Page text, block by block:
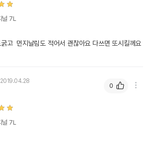
널 7L
고  먼지날림도 적어서 괜찮아요 다쓰면 또시킬께요
2019.04.28
널 7L
0